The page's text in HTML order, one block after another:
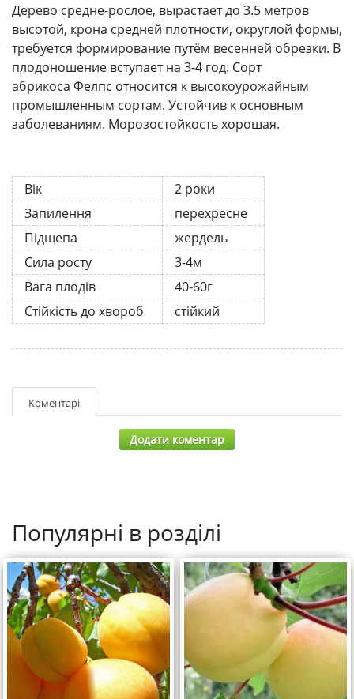
Дерево средне-рослое, вырастает до 3.5 метров
высотой, крона средней плотности, округлой формы,
требуется формирование путём весенней обрезки. В
плодоношение вступает на 3-4 год. Сорт
абрикоса Фелпс относится к высокоурожайным
промышленным сортам. Устойчив к основным
заболеваниям. Морозостойкость хорошая.
Вік
2 роки
Запилення
перехресне
Підщепа
жердель
Сила росту
3-4м
Вага плодів
40-60г
Стійкість до хвороб
стійкий
Коментарі
Додати коментар
Популярні в розділі